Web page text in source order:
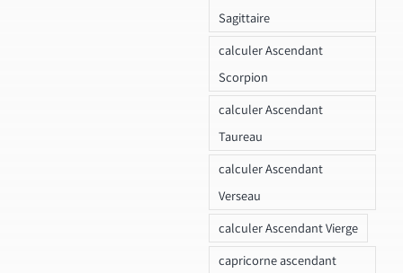
Sagittaire
calculer Ascendant
Scorpion
calculer Ascendant
Taureau
calculer Ascendant
Verseau
calculer Ascendant Vierge
capricorne ascendant